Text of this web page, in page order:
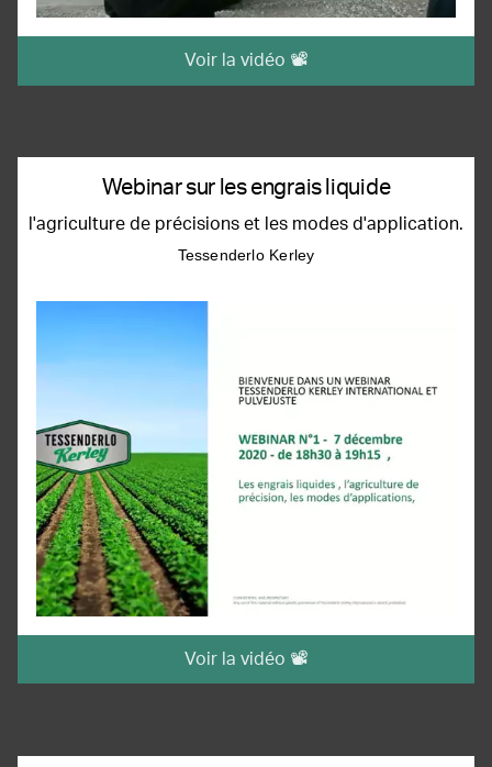
Voir la vidéo 📽️
Webinar sur les engrais liquide
l'agriculture de précisions et les modes d'application.
Tessenderlo Kerley
Voir la vidéo 📽️